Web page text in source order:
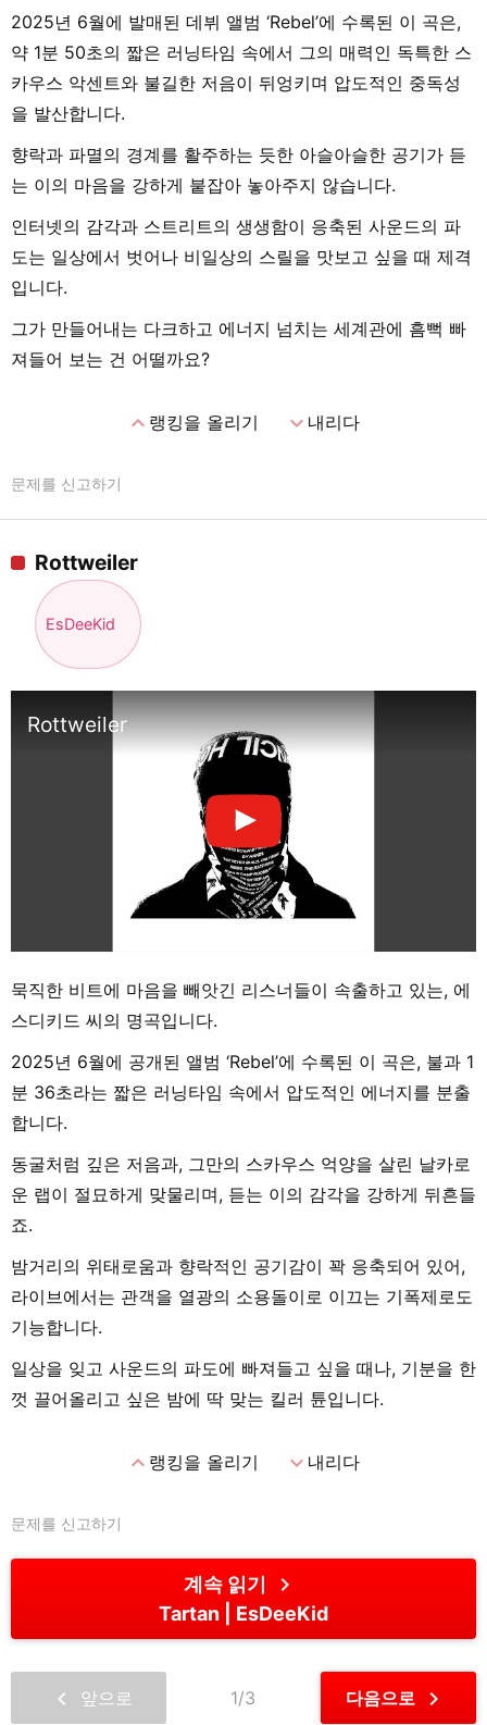
2025년 6월에 발매된 데뷔 앨범 ‘Rebel’에 수록된 이 곡은,
약 1분 50초의 짧은 러닝타임 속에서 그의 매력인 독특한 스
카우스 악센트와 불길한 저음이 뒤엉키며 압도적인 중독성
을 발산합니다.
향락과 파멸의 경계를 활주하는 듯한 아슬아슬한 공기가 듣
는 이의 마음을 강하게 붙잡아 놓아주지 않습니다.
인터넷의 감각과 스트리트의 생생함이 응축된 사운드의 파
도는 일상에서 벗어나 비일상의 스릴을 맛보고 싶을 때 제격
입니다.
그가 만들어내는 다크하고 에너지 넘치는 세계관에 흠뻑 빠
져들어 보는 건 어떨까요?
expand_less랭킹을 올리기 expand_more내리다
문제를 신고하기
Rottweiler
EsDeeKid
Rottweiler
묵직한 비트에 마음을 빼앗긴 리스너들이 속출하고 있는, 에
스디키드 씨의 명곡입니다.
2025년 6월에 공개된 앨범 ‘Rebel’에 수록된 이 곡은, 불과 1
분 36초라는 짧은 러닝타임 속에서 압도적인 에너지를 분출
합니다.
동굴처럼 깊은 저음과, 그만의 스카우스 억양을 살린 날카로
운 랩이 절묘하게 맞물리며, 듣는 이의 감각을 강하게 뒤흔들
죠.
밤거리의 위태로움과 향락적인 공기감이 꽉 응축되어 있어,
라이브에서는 관객을 열광의 소용돌이로 이끄는 기폭제로도
기능합니다.
일상을 잊고 사운드의 파도에 빠져들고 싶을 때나, 기분을 한
껏 끌어올리고 싶은 밤에 딱 맞는 킬러 튠입니다.
expand_less랭킹을 올리기 expand_more내리다
문제를 신고하기
계속 읽기 chevron_right
Tartan EsDeeKid
chevron_left 앞으로 1/3 다음으로 chevron_right